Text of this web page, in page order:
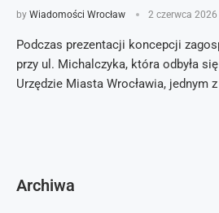
by Wiadomości Wrocław 2 czerwca 2026
Podczas prezentacji koncepcji
przy ul. Michalczyka, która odbyła
Urzędzie Miasta Wrocławia, jednym
Archiwa